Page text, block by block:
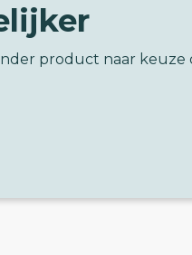
product naar keuze